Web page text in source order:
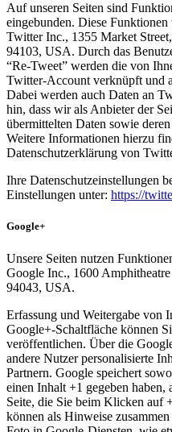
Auf unseren Seiten sind
eingebunden. Diese
Twitter Inc., 1355 Market
94103, USA. Durch das
“Re-Tweet” werden die von
Twitter-Account verknüpft und
Dabei werden auch Daten an
hin, dass wir als Anbieter der
übermittelten Daten sowie
Weitere Informationen hierzu
Datenschutzerklärung von
Ihre Datenschutzeinstellungen
Einstellungen unter: https://
Google+
Unsere Seiten nutzen
Google Inc., 1600
94043, USA.
Erfassung und Weitergabe von
Google+-Schaltfläche können
veröffentlichen. Über die
andere Nutzer personalisierte
Partnern. Google speichert
einen Inhalt +1 gegeben
Seite, die Sie beim Klicken auf
können als Hinweise